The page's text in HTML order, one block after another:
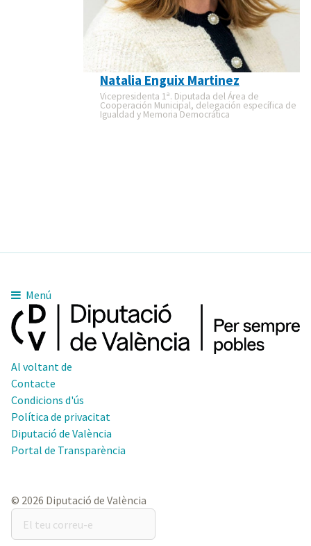
Natalia Enguix Martinez
Vicepresidenta 1ª. Diputada del Área de
Cooperación Municipal, delegación específica de
Igualdad y Memoria Democrática
Menú
Al voltant de
Contacte
Condicions d'ús
Política de privacitat
Diputació de València
Portal de Transparència
© 2026 Diputació de València
teu